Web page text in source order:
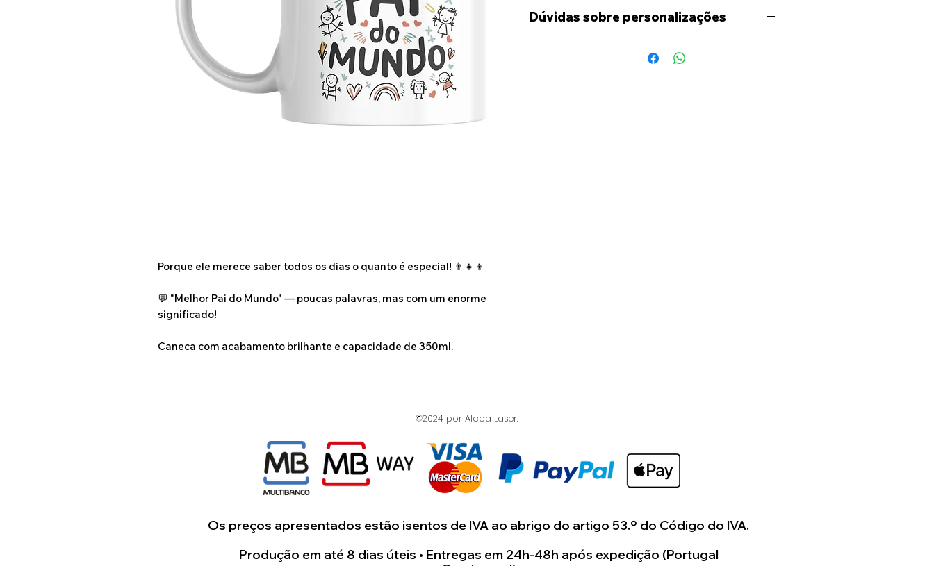
Porque ele merece saber todos os dias o quanto é especial! 👨‍👧‍👦
💬 "Melhor Pai do Mundo" — poucas palavras, mas com um enorme
significado!
Caneca com acabamento brilhante e capacidade de 350ml.
350ml
Dúvidas sobre personalizações
das opções disponíveis no site, por favor
©2024 por Alcoa Laser.
Os preços apresentados estão isentos de IVA ao abrigo do artigo 53.º do Código do IVA.
Produção em até 8 dias úteis • Entregas em 24h-48h após expedição (Portugal